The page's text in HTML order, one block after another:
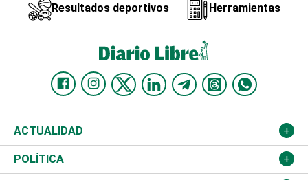
Resultados deportivos Herramientas
ACTUALIDAD
Nacional
POLÍTICA